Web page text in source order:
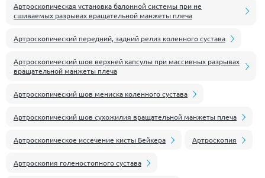
Артроскопическая установка балонной системы при не
сшиваемых разрывах вращательной манжеты плеча
Артроскопический передний, задний релиз коленного сустава
Артроскопический шов верхней капсулы при массивных разрывах
вращательной манжеты плеча
Артроскопический шов мениска коленного сустава
Артроскопический шов сухожилия вращательной манжеты плеча
Артроскопическое иссечение кисты Бейкера Артроскопия
Артроскопия голеностопного сустава